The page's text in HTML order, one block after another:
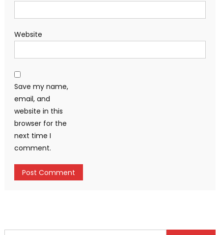
Website
Save my name,
email, and
website in this
browser for the
next time I
comment.